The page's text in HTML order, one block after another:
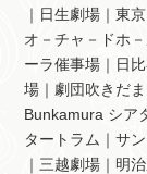
｜日生劇場｜東
オ－チャ－ドホ
ーラ催事場｜日
場｜劇団吹きだ
Bunkamura シア
タートラム｜サ
｜三越劇場｜明